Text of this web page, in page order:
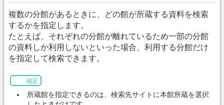
複数の分館があるときに、どの館が所蔵する資料を検索
するかを指定します。
たとえば、それぞれの分館が離れているため一部の分館
の資料しか利用しないといった場合、利用する分館だけ
を指定して検索できます。
補足
所蔵館を指定できるのは、検索先サイトに本館所蔵を選択